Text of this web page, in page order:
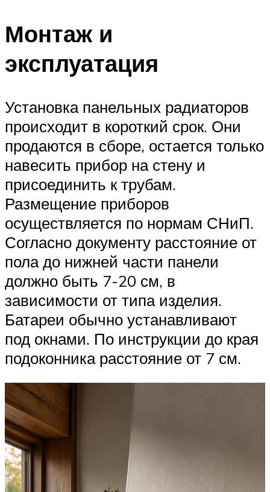
Монтаж и
эксплуатация
Установка панельных радиаторов
происходит в короткий срок. Они
продаются в сборе, остается только
навесить прибор на стену и
присоединить к трубам.
Размещение приборов
осуществляется по нормам СНиП.
Согласно документу расстояние от
пола до нижней части панели
должно быть 7-20 см, в
зависимости от типа изделия.
Батареи обычно устанавливают
под окнами. По инструкции до края
подоконника расстояние от 7 см.